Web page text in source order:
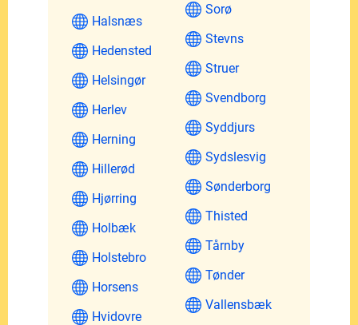
Halsnæs
Hedensted
Helsingør
Herlev
Herning
Hillerød
Hjørring
Holbæk
Holstebro
Horsens
Hvidovre
Sorø
Stevns
Struer
Svendborg
Syddjurs
Sydslesvig
Sønderborg
Thisted
Tårnby
Tønder
Vallensbæk